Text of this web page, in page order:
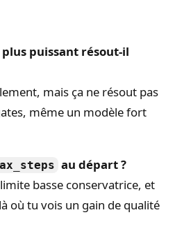
plus puissant résout-il
mais ça ne résout pas
même un modèle fort
au départ ?
basse conservatrice, et
où tu vois un gain de qualité